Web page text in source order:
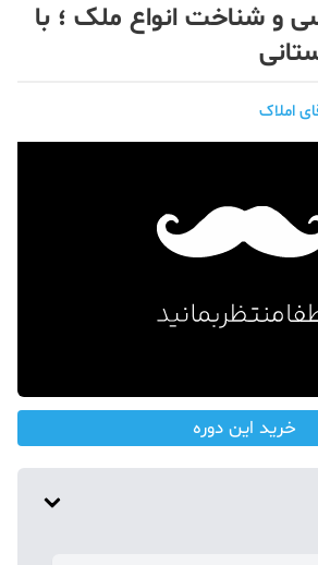
و شناخت انواع ملک ؛ با
املاک
خرید این دوره